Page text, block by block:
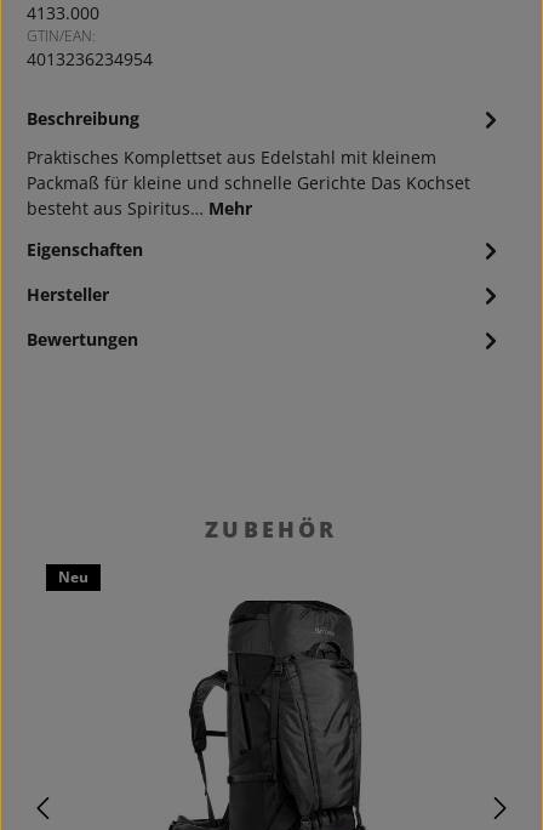
4133.000
GTIN/EAN:
4013236234954
Beschreibung
Praktisches Komplettset aus Edelstahl mit kleinem
Packmaß für kleine und schnelle Gerichte Das Kochset
besteht aus Spiritus… Mehr
Eigenschaften
Hersteller
Bewertungen
Produktgalerie überspringenZUBEHÖR
Neu